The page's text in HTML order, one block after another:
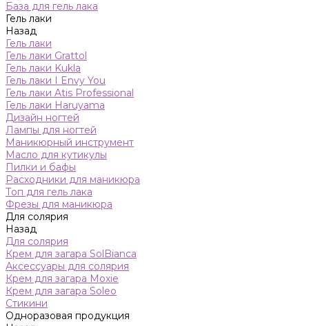
База для гель лака
Гель лаки
Назад
Гель лаки
Гель лаки Grattol
Гель лаки Kukla
Гель лаки I Envy You
Гель лаки Atis Professional
Гель лаки Haruyama
Дизайн ногтей
Лампы для ногтей
Маникюрный инструмент
Масло для кутикулы
Пилки и бафы
Расходники для маникюра
Топ для гель лака
Фрезы для маникюра
Для солярия
Назад
Для солярия
Крем для загара SolBianca
Аксессуары для солярия
Крем для загара Moxie
Крем для загара Soleo
Стикини
Одноразовая продукция